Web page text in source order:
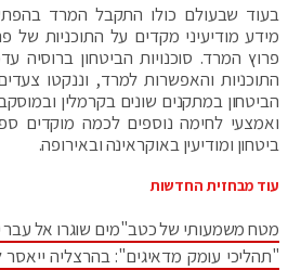
בעוד שבעולם כולו התקבל המרד
מידע מודיעיני מקדים על התוכניות של
פרוץ המרד. סוכנויות הביטחון ברוסיה
התוכניות והאפשרות למרד, וננקטו
הביטחון במתקנים שונים בקרמלין
ואמצעי לחימה נוספים לכמה מוקדים
ביטחון ומודיעין באוקראינה ובאירופה.
עוד מבחזית החדשות
מטח משמעותי של כטב"מים שוגרו אל עבר
"תהליכי עומק מדאיגים": בהרצליה ייאסר